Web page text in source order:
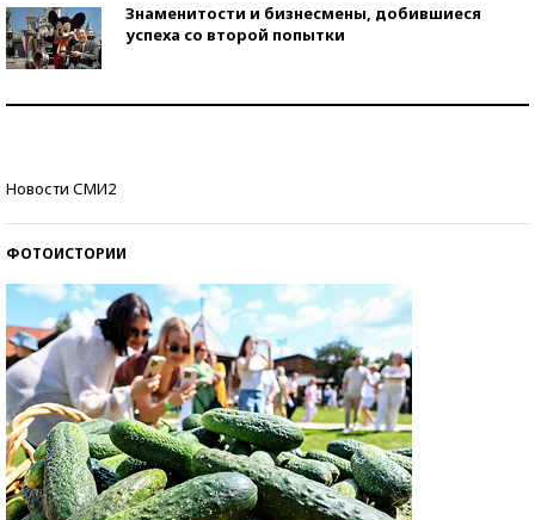
Знаменитости и бизнесмены, добившиеся
успеха со второй попытки
Новости СМИ2
ФОТОИСТОРИИ